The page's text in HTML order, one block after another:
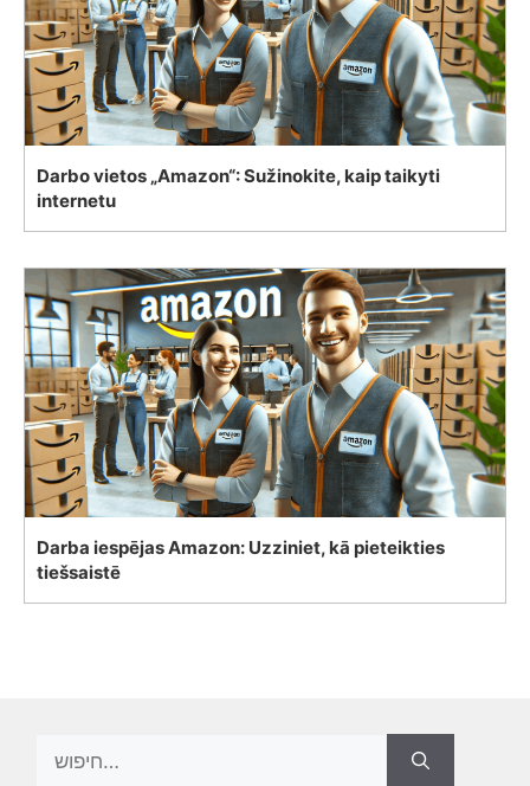
Darbo vietos „Amazon“: Sužinokite, kaip taikyti
internetu
Darba iespējas Amazon: Uzziniet, kā pieteikties
tiešsaistē
for: